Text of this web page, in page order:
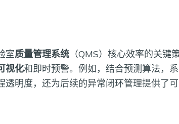
室质量管理系统 （QMS）核心效率的关
视化和即时预警。例如，结合预测算法，
透明度，还为后续的异常闭环管理提供了